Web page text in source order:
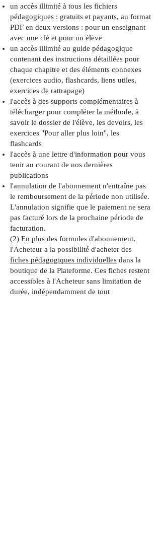
un accès illimité à tous les fichiers
pédagogiques : gratuits et payants, au format
PDF en deux versions : pour un enseignant
avec une clé et pour un élève
un accès illimité au guide pédagogique
contenant des instructions détaillées pour
chaque chapitre et des éléments connexes
(exercices audio, flashcards, liens utiles,
exercices de rattrapage)
l'accès à des supports complémentaires à
télécharger pour compléter la méthode, à
savoir le dossier de l'élève, les devoirs, les
exercices "Pour aller plus loin", les
flashcards
l'accès à une lettre d'information pour vous
tenir au courant de nos dernières
publications
l'annulation de l'abonnement n'entraîne pas
le remboursement de la période non utilisée.
L'annulation signifie que le paiement ne sera
pas facturé lors de la prochaine période de
facturation.
(2) En plus des formules d'abonnement,
l'Acheteur a la possibilité d'acheter des
fiches pédagogiques individuelles dans la
boutique de la Plateforme. Ces fiches restent
accessibles à l'Acheteur sans limitation de
durée, indépendamment de tout